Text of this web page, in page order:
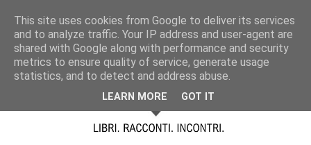
This site uses cookies from Google to deliver its services
and to analyze traffic. Your IP address and user-agent are
shared with Google along with performance and security
metrics to ensure quality of service, generate usage
statistics, and to detect and address abuse.
LEARN MORE GOT IT